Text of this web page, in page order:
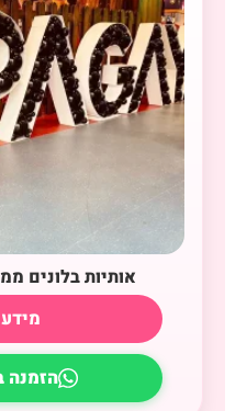
אותיות בלונים
הזמנה